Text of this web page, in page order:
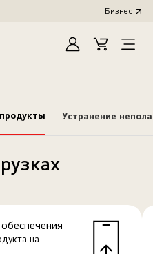
Бизнес
Cart
Open
Устранение
на